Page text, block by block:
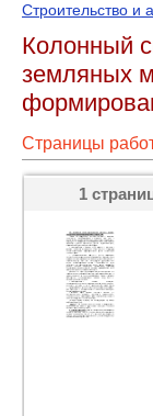
Строительство и
Колонный
земляных
Страницы
1